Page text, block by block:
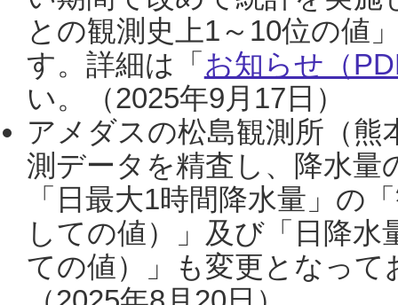
との観測史上1～10位の値
す。詳細は「 お知らせ（
い。（2025年9月17日）
アメダスの松島観測所（熊
測データを精査し、降水
「日最大1時間降水量」の
しての値）」及び「日降
ての値）」も変更となっ